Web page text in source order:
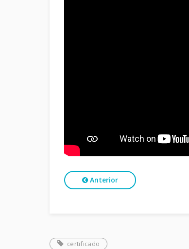
Anterior
certificado